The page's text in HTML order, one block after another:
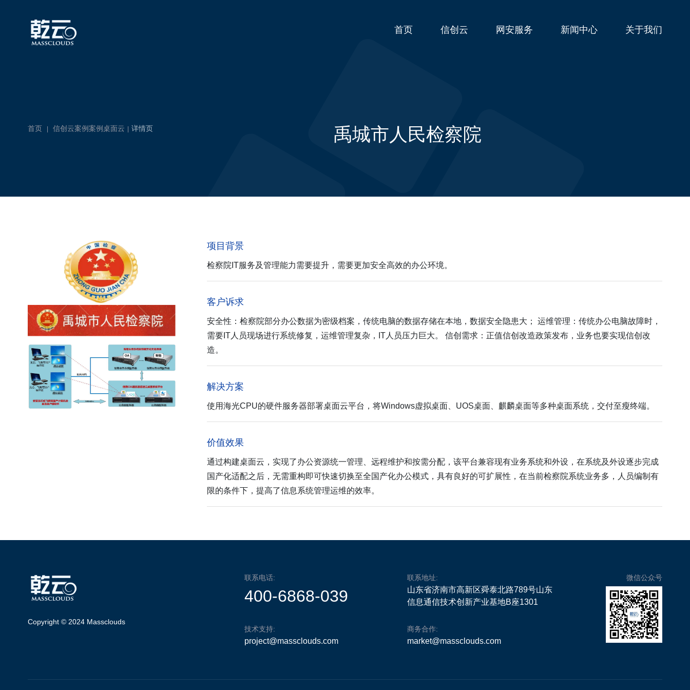
首页 信创云 网安服务 新闻中心 关于我们
首页 | 信创云案例案例桌面云 | 详情页 禹城市人民检察院
项目背景
检察院IT服务及管理能力需要提升，需要更加安全高效的办公环境。
客户诉求
安全性：检察院部分办公数据为密级档案，传统电脑的数据存储在本地，数据安全隐患大； 运维管理：传统办公电脑故障时，
需要IT人员现场进行系统修复，运维管理复杂，IT人员压力巨大。 信创需求：正值信创改造政策发布，业务也要实现信创改
造。
解决方案
使用海光CPU的硬件服务器部署桌面云平台，将Windows虚拟桌面、UOS桌面、麒麟桌面等多种桌面系统，交付至瘦终端。
价值效果
通过构建桌面云，实现了办公资源统一管理、远程维护和按需分配，该平台兼容现有业务系统和外设，在系统及外设逐步完成
国产化适配之后，无需重构即可快速切换至全国产化办公模式，具有良好的可扩展性，在当前检察院系统业务多，人员编制有
限的条件下，提高了信息系统管理运维的效率。
Copyright © 2024 Massclouds
联系电话:
400-6868-039
技术支持:
project@massclouds.com
联系地址:
山东省济南市高新区舜泰北路789号山东
信息通信技术创新产业基地B座1301
商务合作:
market@massclouds.com
微信公众号